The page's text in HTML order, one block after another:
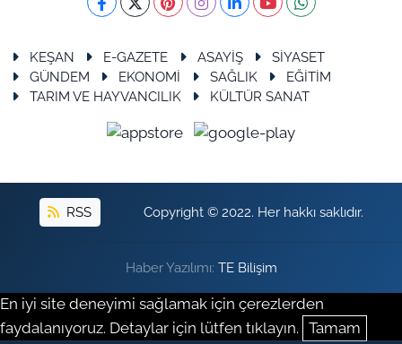
KEŞAN E-GAZETE ASAYİŞ
SİYASET
GÜNDEM
EKONOMİ SAĞLIK
EĞİTİM
TARIM VE HAYVANCILIK
KÜLTÜR SANAT
RSS Copyright © 2022. Her hakkı saklıdır.
Haber Yazılımı: TE Bilişim
En iyi site deneyimi sağlamak için çerezlerden
faydalanıyoruz. Detaylar için lütfen tıklayın. Tamam